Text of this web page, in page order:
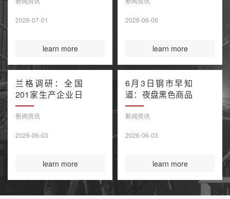
钢铁保障新规今起
2026-07-01
learn more
2026-06-06
learn more
兰格调研：全国
201家生产企业日
均铁水产量环比上
升（6月3日）
新闻资讯
2026-06-03
learn more
6月3日钢市早知
道：夜盘黑色商品
多数收涨 IEA警告
全球石油库存或于
国际煤炭投资创14
新闻资讯
2026-06-03
learn more